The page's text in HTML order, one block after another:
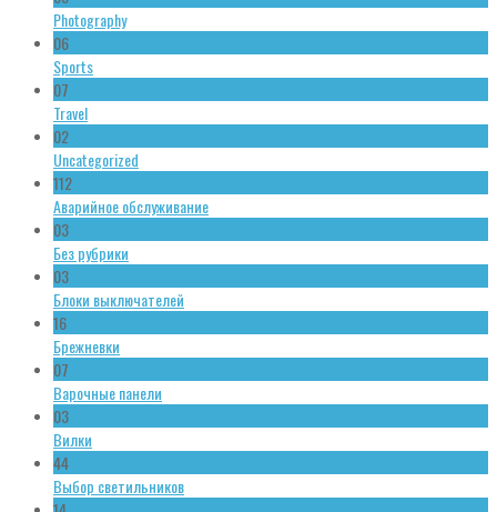
Photography
06
Sports
07
Travel
02
Uncategorized
112
Аварийное обслуживание
03
Без рубрики
03
Блоки выключателей
16
Брежневки
07
Варочные панели
03
Вилки
44
Выбор светильников